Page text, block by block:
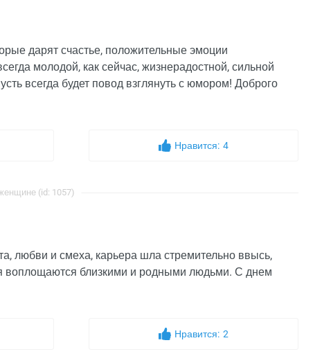
дарят счастье, положительные эмоции
молодой, как сейчас, жизнерадостной, сильной
всегда будет повод взглянуть с юмором! Доброго
Нравится: 4
(id: 1057)
любви и смеха, карьера шла стремительно ввысь,
воплощаются близкими и родными людьми. С днем
Нравится: 2